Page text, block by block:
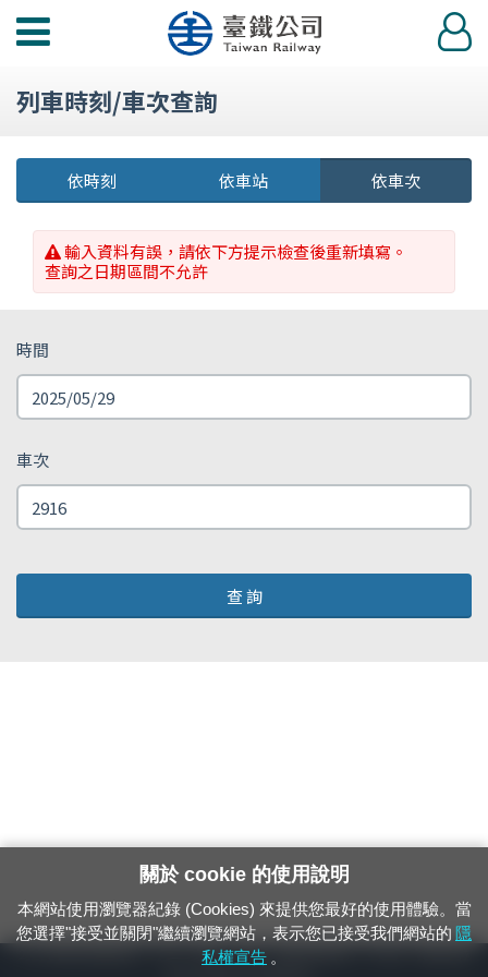
功
選
登
入
列車時刻/車次查詢
依時刻 依車站 依車次
輸入資料有誤，請依下方提示檢查後重新填寫。
查詢之日期區間不允許
時間
車次
查 詢
24小時緊急通報電話：1933（市話、手機，僅限發現軌道、平交道、橋樑及隧
關於 cookie 的使用說明
本網站使用瀏覽器紀錄 (Cookies) 來提供您最好的使用體驗。當
您選擇"接受並關閉"繼續瀏覽網站，表示您已接受我們網站的 隱
私權宣告 。